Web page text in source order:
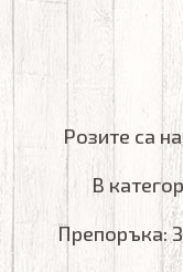
Розите са
В
Препоръка: